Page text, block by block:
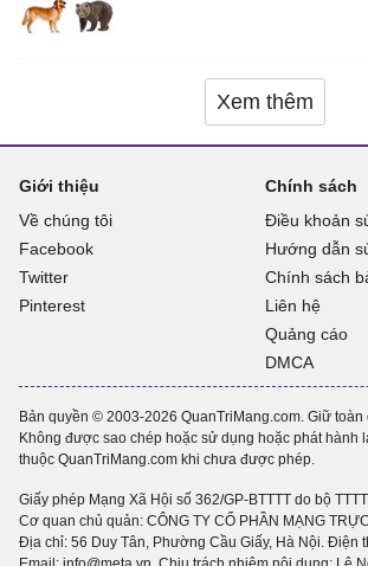
Xem thêm
Giới thiệu
Về chúng tôi
Facebook
Twitter
Pinterest
Chính sách
Điều khoản
Hướng dẫn
Chính sách
Liên hệ
Quảng cáo
DMCA
Bản quyền © 2003-2026 QuanTriMang.com. Giữ toàn
Không được sao chép hoặc sử dụng hoặc phát hành
thuộc QuanTriMang.com khi chưa được phép.
Giấy phép Mạng Xã Hội số 362/GP-BTTTT do bộ
Cơ quan chủ quản: CÔNG TY CỔ PHẦN MẠNG
Địa chỉ: 56 Duy Tân, Phường Cầu Giấy, Hà Nội. Điện